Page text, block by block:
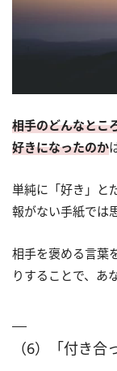
相手のどんなとこ
好きになったのか
単純に「好き」と
報がない手紙では
相手を褒める言葉
りすることで、あ
（6）「付き